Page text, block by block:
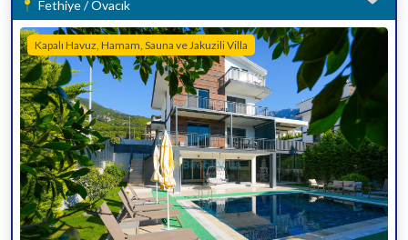
Fethiye / Ovacık
Kapalı Havuz, Hamam, Sauna ve Jakuzili Villa